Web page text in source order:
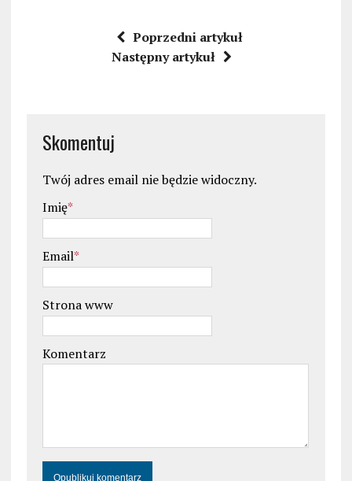
Poprzedni artykuł
Następny artykuł
Skomentuj
Twój adres email nie będzie widoczny.
Imię*
Email*
Strona www
Komentarz